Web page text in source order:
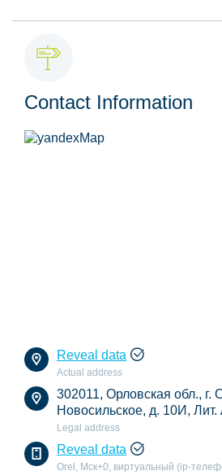
Contact Information
Reveal data
Actual address
302011, Орловская обл., г.
Новосильское, д. 10И, Лит.
Legal address
Reveal data
Orel, Мск+0, виртуальный (ip-